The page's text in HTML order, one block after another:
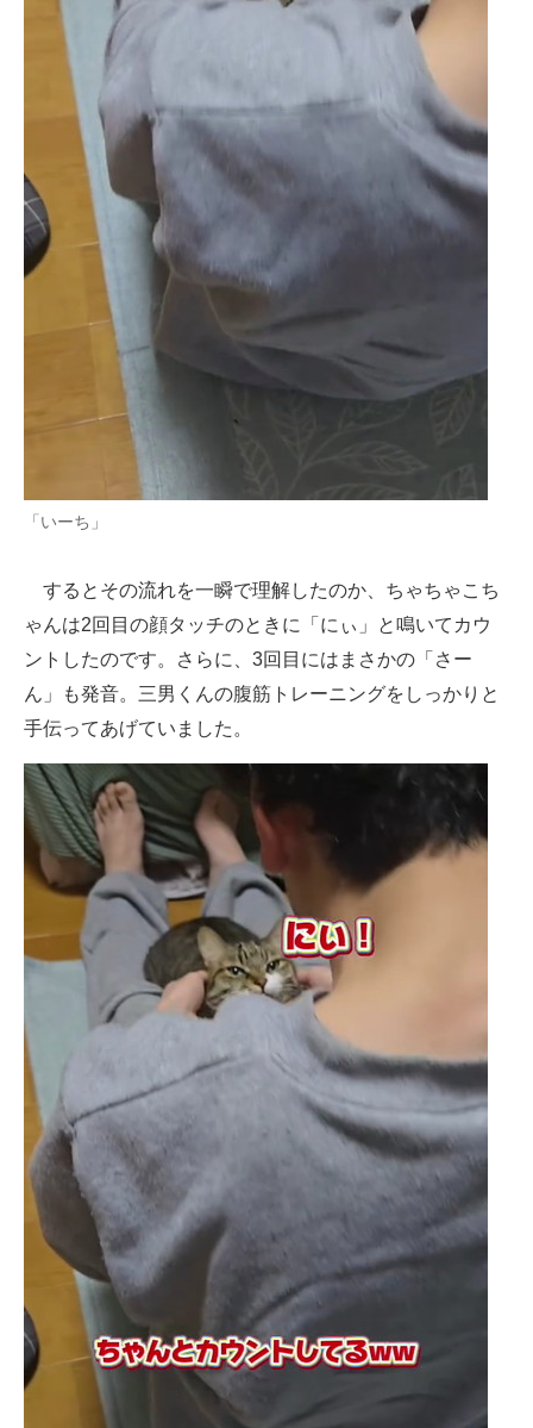
「いーち」
するとその流れを一瞬で理解したのか、ちゃちゃこち
ゃんは2回目の顔タッチのときに「にぃ」と鳴いてカウ
ントしたのです。さらに、3回目にはまさかの「さー
ん」も発音。三男くんの腹筋トレーニングをしっかりと
手伝ってあげていました。